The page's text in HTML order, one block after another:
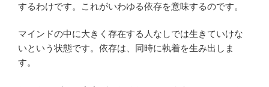
するわけです。これがいわゆる依存を意味するのです。
マインドの中に大きく存在する人なしでは生きていけな
いという状態です。依存は、同時に執着を生み出しま
す。